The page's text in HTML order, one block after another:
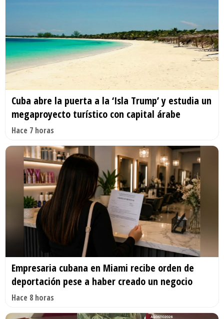
Cuba abre la puerta a la ‘Isla Trump’ y estudia un
megaproyecto turístico con capital árabe
Hace 7 horas
Empresaria cubana en Miami recibe orden de
deportación pese a haber creado un negocio
Hace 8 horas